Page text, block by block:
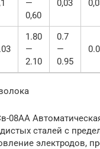
—
0,60
0,03
1.80
—
2.10
0.7
—
0.95
08АА
сталей с
электродов,